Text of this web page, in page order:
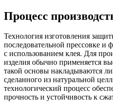
Процесс
Технология изготовления
последовательной прессовке и
с использованием клея. Для
изделия обычно применяется
такой основы накладываются
сделанного из натуральной
технологический процесс
прочность и устойчивость к